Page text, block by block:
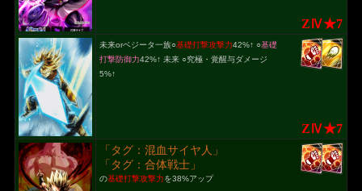
ZⅣ★7
未来orベジータ一族○基礎打撃攻撃力42%↑ ○基礎
打撃防御力42%↑ 未来 ○究極・覚醒与ダメージ
5%↑
ZⅣ★7
「タグ：混血サイヤ人」
「タグ：合体戦士」
の基礎打撃攻撃力を38%アップ